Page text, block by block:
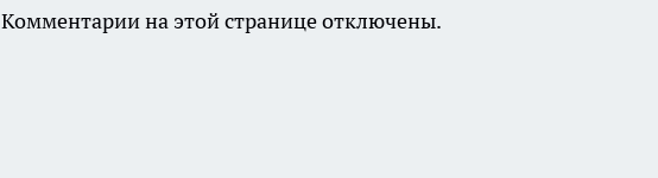
Комментарии на этой странице отключены.